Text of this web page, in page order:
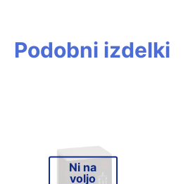
Podobni izdelki
Ni na
voljo